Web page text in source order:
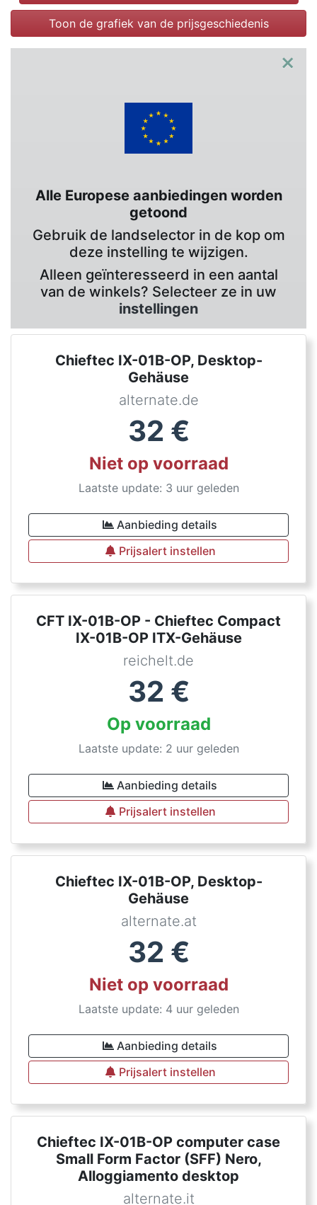
Toon de grafiek van de prijsgeschiedenis
×
Alle Europese aanbiedingen worden
getoond
Gebruik de landselector in de kop om
deze instelling te wijzigen.
Alleen geïnteresseerd in een aantal
van de winkels? Selecteer ze in uw
instellingen
Chieftec IX-01B-OP, Desktop-
Gehäuse
alternate.de
32 €
Niet op voorraad
Laatste update: 3 uur geleden
Aanbieding details
Prijsalert instellen
CFT IX-01B-OP - Chieftec Compact
IX-01B-OP ITX-Gehäuse
reichelt.de
32 €
Op voorraad
Laatste update: 2 uur geleden
Aanbieding details
Prijsalert instellen
Chieftec IX-01B-OP, Desktop-
Gehäuse
alternate.at
32 €
Niet op voorraad
Laatste update: 4 uur geleden
Aanbieding details
Prijsalert instellen
Chieftec IX-01B-OP computer case
Small Form Factor (SFF) Nero,
Alloggiamento desktop
alternate.it